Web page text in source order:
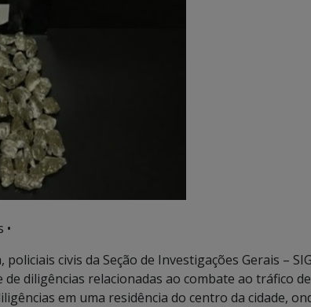
•
civis da Seção de Investigações Gerais –
diligências relacionadas ao combate ao tráfico de
em uma residência do centro da cidade,